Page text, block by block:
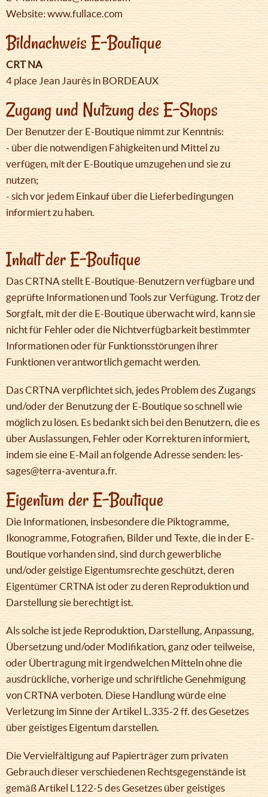
Website: www.fullace.com
Bildnachweis E-Boutique
CRT NA
4 place Jean Jaurès in BORDEAUX
Zugang und Nutzung des E-Shops
Der Benutzer der E-Boutique nimmt zur Kenntnis:
- über die notwendigen Fähigkeiten und Mittel zu
verfügen, mit der E-Boutique umzugehen und sie zu
nutzen;
- sich vor jedem Einkauf über die Lieferbedingungen
informiert zu haben.
Inhalt der E-Boutique
Das CRTNA stellt E-Boutique-Benutzern verfügbare und
geprüfte Informationen und Tools zur Verfügung. Trotz der
Sorgfalt, mit der die E-Boutique überwacht wird, kann sie
nicht für Fehler oder die Nichtverfügbarkeit bestimmter
Informationen oder für Funktionsstörungen ihrer
Funktionen verantwortlich gemacht werden.
Das CRTNA verpflichtet sich, jedes Problem des Zugangs
und/oder der Benutzung der E-Boutique so schnell wie
möglich zu lösen. Es bedankt sich bei den Benutzern, die es
über Auslassungen, Fehler oder Korrekturen informiert,
indem sie eine E-Mail an folgende Adresse senden: les-
sages@terra-aventura.fr.
Eigentum der E-Boutique
Die Informationen, insbesondere die Piktogramme,
Ikonogramme, Fotografien, Bilder und Texte, die in der E-
Boutique vorhanden sind, sind durch gewerbliche
und/oder geistige Eigentumsrechte geschützt, deren
Eigentümer CRTNA ist oder zu deren Reproduktion und
Darstellung sie berechtigt ist.
Als solche ist jede Reproduktion, Darstellung, Anpassung,
Übersetzung und/oder Modifikation, ganz oder teilweise,
oder Übertragung mit irgendwelchen Mitteln ohne die
ausdrückliche, vorherige und schriftliche Genehmigung
von CRTNA verboten. Diese Handlung würde eine
Verletzung im Sinne der Artikel L.335-2 ff. des Gesetzes
über geistiges Eigentum darstellen.
Die Vervielfältigung auf Papierträger zum privaten
Gebrauch dieser verschiedenen Rechtsgegenstände ist
gemäß Artikel L122-5 des Gesetzes über geistiges